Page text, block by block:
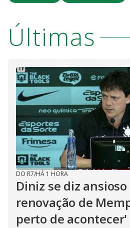
Últimas
DO R7/HÁ 1 HORA
Diniz se diz
renovação de
perto de acontecer'